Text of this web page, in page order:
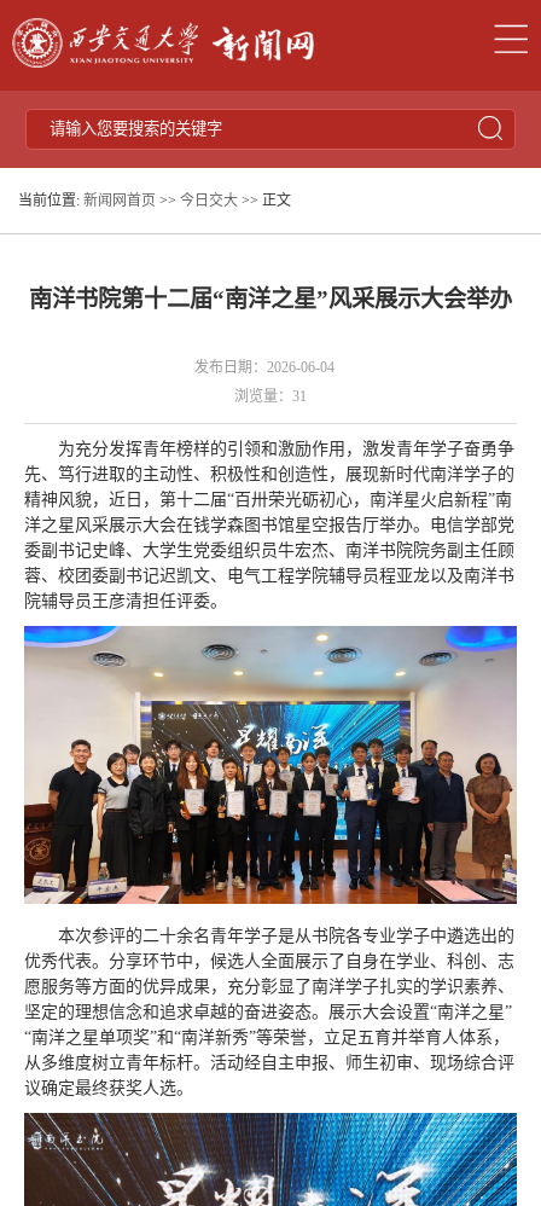
当前位置: 新闻网首页 >> 今日交大 >> 正文
南洋书院第十二届“南洋之星”风采展示大会举办
发布日期：2026-06-04
浏览量： 31
为充分发挥青年榜样的引领和激励作用，激发青年学子奋勇争
先、笃行进取的主动性、积极性和创造性，展现新时代南洋学子的
精神风貌，近日，第十二届“百卅荣光砺初心，南洋星火启新程”南
洋之星风采展示大会在钱学森图书馆星空报告厅举办。电信学部党
委副书记史峰、大学生党委组织员牛宏杰、南洋书院院务副主任顾
蓉、校团委副书记迟凯文、电气工程学院辅导员程亚龙以及南洋书
院辅导员王彦清担任评委。
本次参评的二十余名青年学子是从书院各专业学子中遴选出的
优秀代表。分享环节中，候选人全面展示了自身在学业、科创、志
愿服务等方面的优异成果，充分彰显了南洋学子扎实的学识素养、
坚定的理想信念和追求卓越的奋进姿态。展示大会设置“南洋之星”
“南洋之星单项奖”和“南洋新秀”等荣誉，立足五育并举育人体系，
从多维度树立青年标杆。活动经自主申报、师生初审、现场综合评
议确定最终获奖人选。